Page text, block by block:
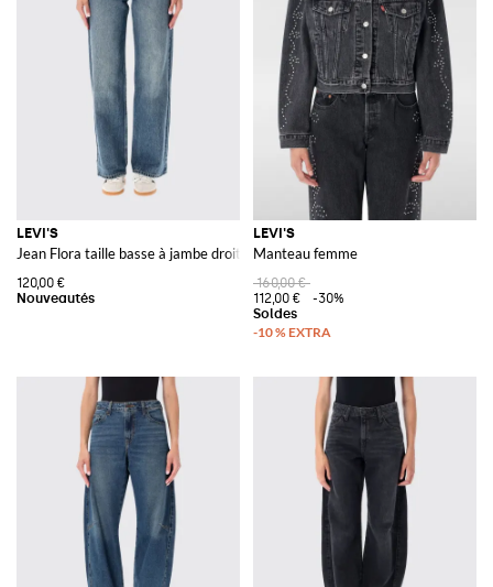
LEVI'S
Jean Flora taille basse à jambe droite en denim de coton
120,00 €
LEVI'S
Manteau femme
160,00 €
112,00 €
-30%